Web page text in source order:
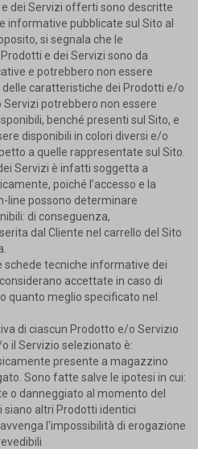
e dei Servizi offerti sono descritte
informative pubblicate sul Sito al
si segnala che le
e dei Servizi sono da
e potrebbero non essere
caratteristiche dei Prodotti e/o
potrebbero non essere
benché presenti sul Sito, e
disponibili in colori diversi e/o
a quelle rappresentate sul Sito.
Servizi è infatti soggetta a
poiché l’accesso e la
line possono determinare
di conseguenza,
dal Cliente nel carrello del Sito
schede tecniche informative dei
accettate in caso di
quanto meglio specificato nel
di ciascun Prodotto e/o Servizio
il Servizio selezionato è:
presente a magazzino
Sono fatte salve le ipotesi in cui:
o danneggiato al momento del
siano altri Prodotti identici
l'impossibilità di erogazione